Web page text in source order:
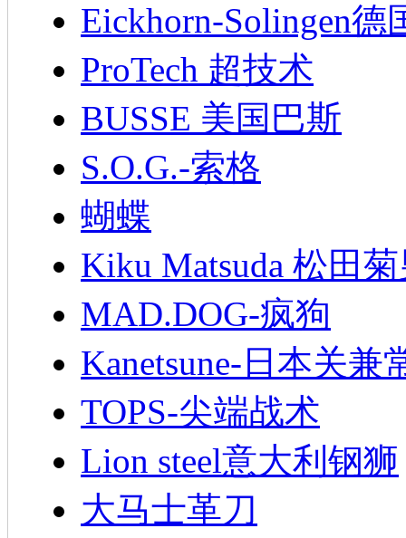
Eickhorn-Solingen德
ProTech 超技术
BUSSE 美国巴斯
S.O.G.-索格
蝴蝶
Kiku Matsuda 松田
MAD.DOG-疯狗
Kanetsune-日本关兼
TOPS-尖端战术
Lion steel意大利钢狮
大马士革刀